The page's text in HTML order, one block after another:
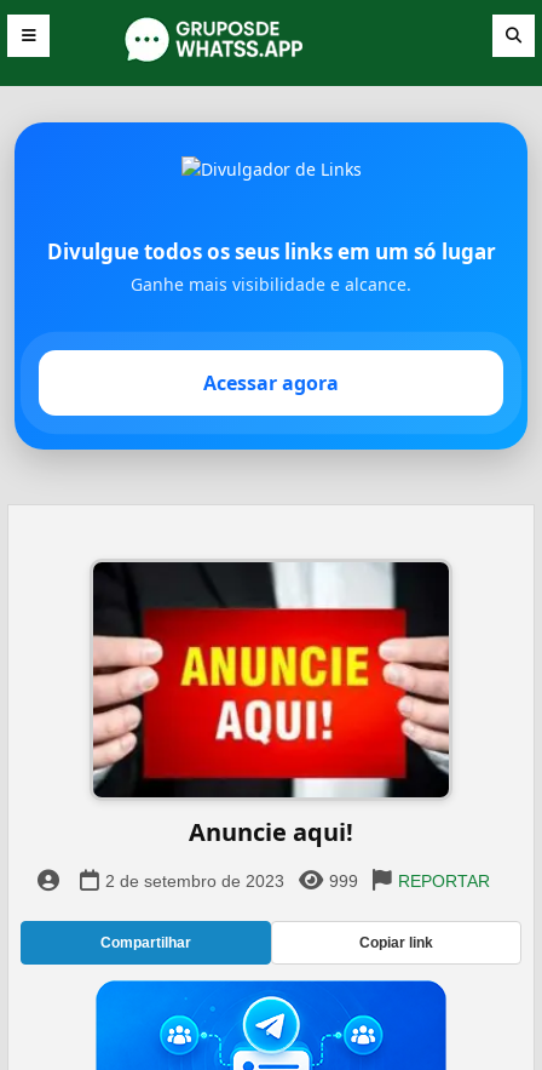
Divulgue todos os seus links em um só lugar
Ganhe mais visibilidade e alcance.
Acessar agora
Anuncie aqui!‍‍
2 de setembro de 2023 999 REPORTAR
Compartilhar Copiar link